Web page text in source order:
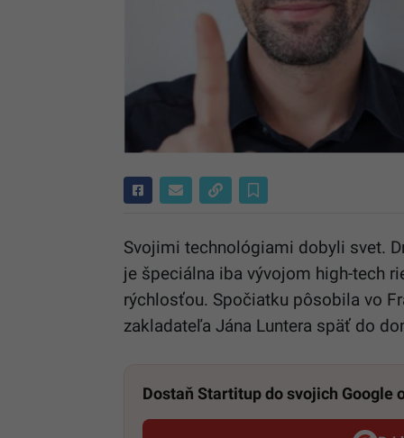
Svojimi technológiami dobyli svet.
je špeciálna iba vývojom high-tech
rýchlosťou. Spočiatku pôsobila vo
zakladateľa Jána Luntera späť do
Dostaň Startitup do svojich Google